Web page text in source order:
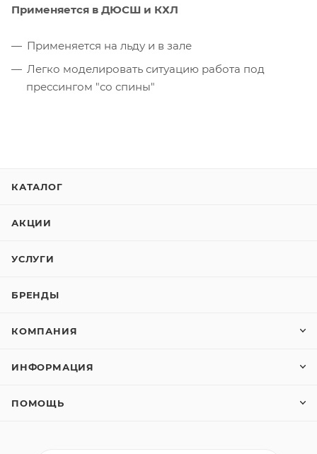
Применяется в ДЮСШ и КХЛ
Применяется на льду и в зале
Легко моделировать ситуацию работа под
прессингом "со спины"
КАТАЛОГ
АКЦИИ
УСЛУГИ
БРЕНДЫ
КОМПАНИЯ
ИНФОРМАЦИЯ
ПОМОЩЬ